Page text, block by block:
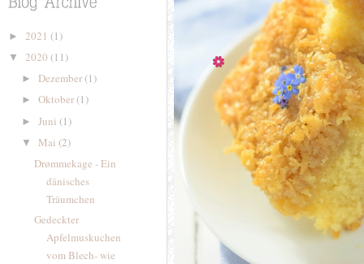
► 2021 (1)
▼ 2020 (11)
► Dezember(1)
► Oktober(1)
► Juni (1)
▼ Mai (2)
Drømmekage - Ein
dänisches
Träumchen
Gedeckter
Apfelmuskuchen
vom Blech- wie